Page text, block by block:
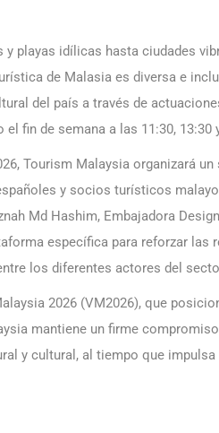
playas idílicas hasta ciudades
de Malasia es diversa e
del país a través de
fin de semana a las 11:30, 13:30
Tourism Malaysia organizará
y socios turísticos
Md Hashim, Embajadora
específica para reforzar las
los diferentes actores del
2026 (VM2026), que
mantiene un firme
y cultural, al tiempo que